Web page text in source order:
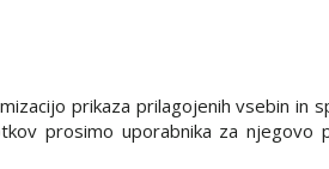
prikaza prilagojenih vsebin
prosimo uporabnika za